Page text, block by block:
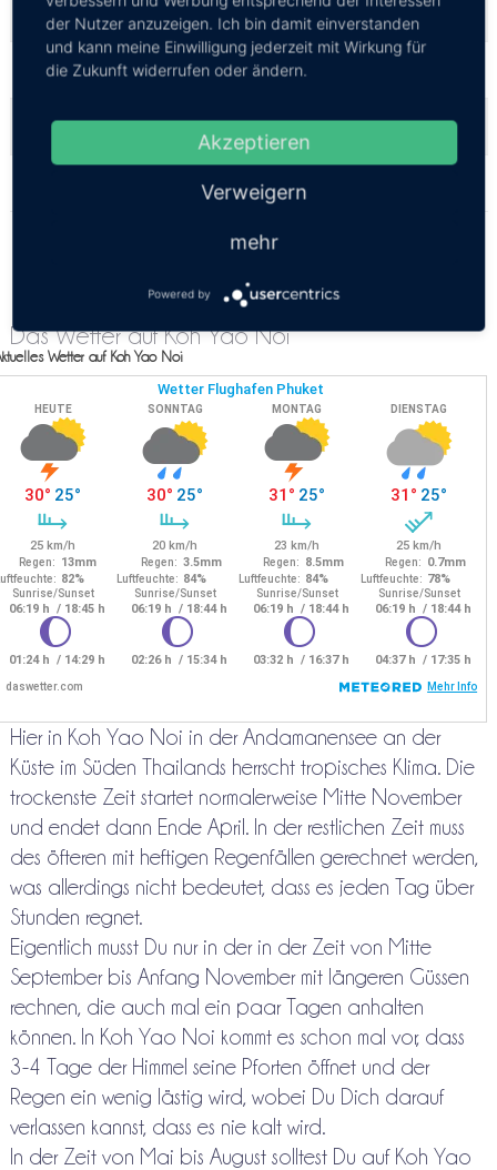
Koh Yao Noi ⇒ Koh Phi Phi
Koh Yao Noi ⇒Koh Yao Yai
Koh Yao Noi ⇒Krabi
Das Wetter auf Koh Yao Noi
Wetter auf Koh Yao Noi
Hier in Koh Yao Noi in der Andamanensee an der
Küste im Süden Thailands herrscht tropisches Klima. Die
trockenste Zeit startet normalerweise Mitte November
und endet dann Ende April. In der restlichen Zeit muss
des öfteren mit heftigen Regenfällen gerechnet werden,
was allerdings nicht bedeutet, dass es jeden Tag über
Stunden regnet.
Eigentlich musst Du nur in der in der Zeit von Mitte
September bis Anfang November mit längeren Güssen
rechnen, die auch mal ein paar Tagen anhalten
können. In Koh Yao Noi kommt es schon mal vor, dass
3-4 Tage der Himmel seine Pforten öffnet und der
Regen ein wenig lästig wird, wobei Du Dich darauf
verlassen kannst, dass es nie kalt wird.
In der Zeit von Mai bis August solltest Du auf Koh Yao
der Nutzer anzuzeigen. Ich bin damit einverstanden
und kann meine Einwilligung jederzeit mit Wirkung für
die Zukunft widerrufen oder ändern.
Akzeptieren
Verweigern
mehr
Powered by